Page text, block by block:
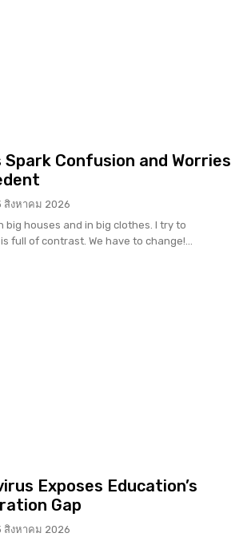
Confusion and Worries
สิงหาคม 2026
big houses and in big clothes. I try to
full of contrast. We have to change!...
Exposes Education’s
Gap
สิงหาคม 2026